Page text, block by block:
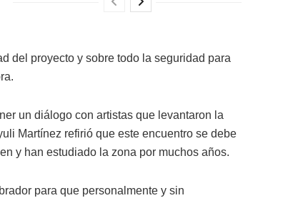
del proyecto y sobre todo la seguridad para
un diálogo con artistas que levantaron la
Martínez refirió que este encuentro se debe
y han estudiado la zona por muchos años.
para que personalmente y sin